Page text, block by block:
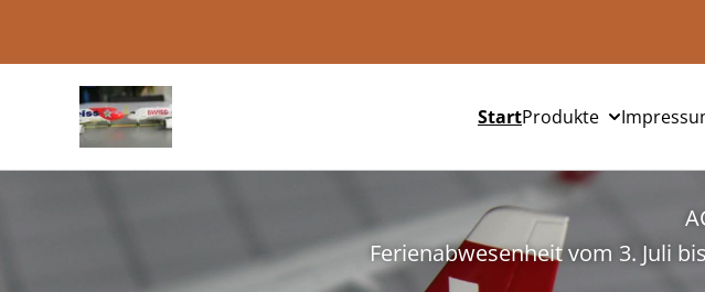
StartProdukte
Swiss-
Ferienabwesenheit vom 3. Juli